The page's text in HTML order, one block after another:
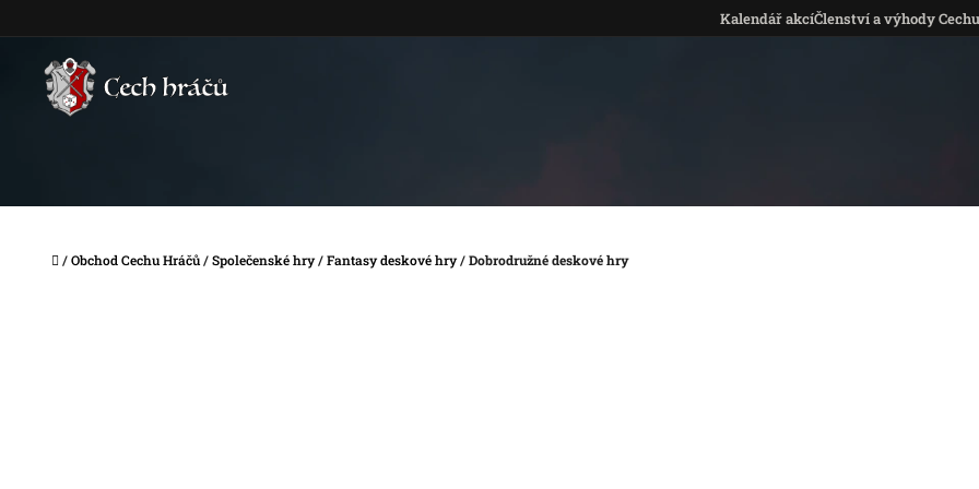
Kalendář akcíČlenství a výhody Cechu
Domů
/Obchod Cechu Hráčů/Společenské hry/Fantasy deskové hry/Dobrodružné deskové hry